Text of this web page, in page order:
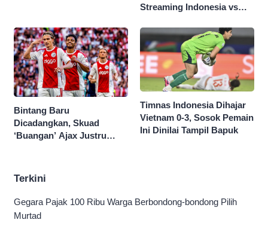
Streaming Indonesia vs
2026
Bintang Baru
Dicadangkan, Skuad
‘Buangan’ Ajax Justru
Timnas Indonesia Dihajar
Vietnam 0-3, Sosok Pemain
Ini Dinilai Tampil Bapuk
Terkini
Gegara Pajak 100 Ribu Warga Berbondong-bondong Pilih
Murtad